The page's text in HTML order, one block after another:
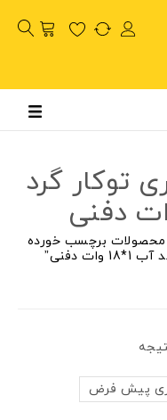
توکار گرد
محصولات برچسب خورده
دفنی”
پیش فرض